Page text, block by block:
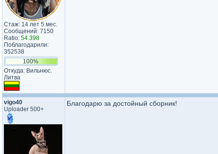
Стаж: 14 лет 5 мес.
Сообщений: 7150
Ratio: 54.398
Поблагодарили:
352538
100%
Откуда: Вильнюс.
Литва
vigo40
Uploader 500+
Благодарю за достойный сборник!